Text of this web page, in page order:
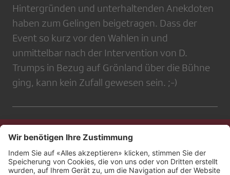
Hintergründen und unterhaltenden Anekdoten
haben zum Gelingen beigetragen. Dass der
Event so kurz vor den Wahlen in und
unmittelbar nach der Intervention von D.
Trumps in Bezug auf Grönland über die Bühne
ging, kann kein Zufall gewesen sein. ;-)
Kontakt
Impressum